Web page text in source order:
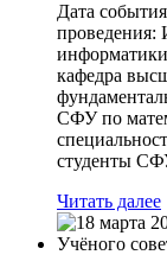
Дата
проведения:
кафедра
СФУ по
студенты
Читать далее